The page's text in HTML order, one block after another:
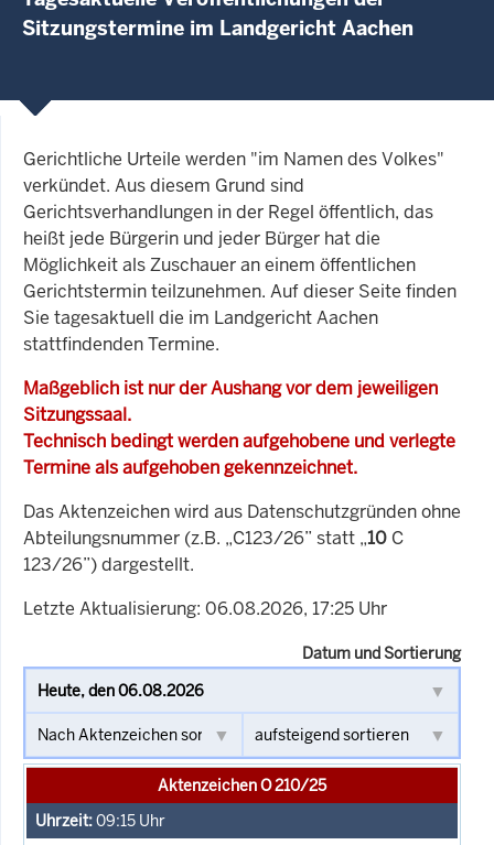
Sitzungstermine im Landgericht Aachen
Gerichtliche Urteile werden "im Namen des Volkes"
verkündet. Aus diesem Grund sind
Gerichtsverhandlungen in der Regel öffentlich, das
heißt jede Bürgerin und jeder Bürger hat die
Möglichkeit als Zuschauer an einem öffentlichen
Gerichtstermin teilzunehmen. Auf dieser Seite finden
Sie tagesaktuell die im Landgericht Aachen
stattfindenden Termine.
Maßgeblich ist nur der Aushang vor dem jeweiligen
Sitzungssaal.
Technisch bedingt werden aufgehobene und verlegte
Termine als aufgehoben gekennzeichnet.
Das Aktenzeichen wird aus Datenschutzgründen ohne
Abteilungsnummer (z.B. „C123/26” statt „10 C
123/26”) dargestellt.
Letzte Aktualisierung: 06.08.2026, 17:25 Uhr
Datum und Sortierung
Aktenzeichen O 210/25
09:15 Uhr